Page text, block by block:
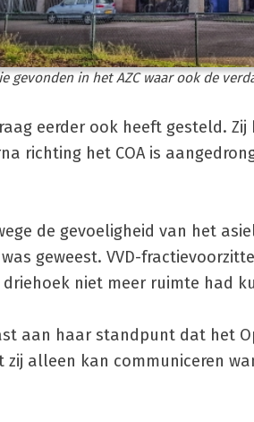
gevonden in het AZC waar ook de
eerder ook heeft gesteld.
richting het COA is
de gevoeligheid van het
geweest. VVD-
niet meer ruimte had
aan haar standpunt dat het
zij alleen kan communiceren